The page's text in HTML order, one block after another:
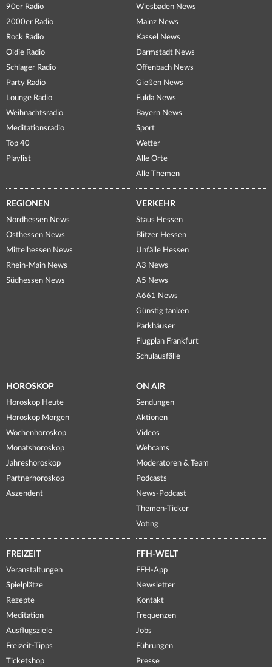
90er Radio
2000er Radio
Rock Radio
Oldie Radio
Schlager Radio
Party Radio
Lounge Radio
Weihnachtsradio
Meditationsradio
Top 40
Playlist
Wiesbaden News
Mainz News
Kassel News
Darmstadt News
Offenbach News
Gießen News
Fulda News
Bayern News
Sport
Wetter
Alle Orte
Alle Themen
REGIONEN
Nordhessen News
Osthessen News
Mittelhessen News
Rhein-Main News
Südhessen News
VERKEHR
Staus Hessen
Blitzer Hessen
Unfälle Hessen
A3 News
A5 News
A661 News
Günstig tanken
Parkhäuser
Flugplan Frankfurt
Schulausfälle
HOROSKOP
Horoskop Heute
Horoskop Morgen
Wochenhoroskop
Monatshoroskop
Jahreshoroskop
Partnerhoroskop
Aszendent
ON AIR
Sendungen
Aktionen
Videos
Webcams
Moderatoren & Team
Podcasts
News-Podcast
Themen-Ticker
Voting
FREIZEIT
Veranstaltungen
Spielplätze
Rezepte
Meditation
Ausflugsziele
Freizeit-Tipps
Ticketshop
FFH-WELT
FFH-App
Newsletter
Kontakt
Frequenzen
Jobs
Führungen
Presse